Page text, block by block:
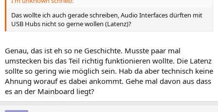
Das wollte ich auch gerade schreiben, Audio Interfaces dürften mit
USB Hubs nicht so gerne wollen (Latenz)?
Genau, das ist eh so ne Geschichte. Musste paar mal
umstecken bis das Teil richtig funktionieren wollte. Die Latenz
sollte so gering wie möglich sein. Hab da aber technisch keine
Ahnung worauf es dabei ankommt. Gehe mal davon aus dass
es an der Mainboard liegt?